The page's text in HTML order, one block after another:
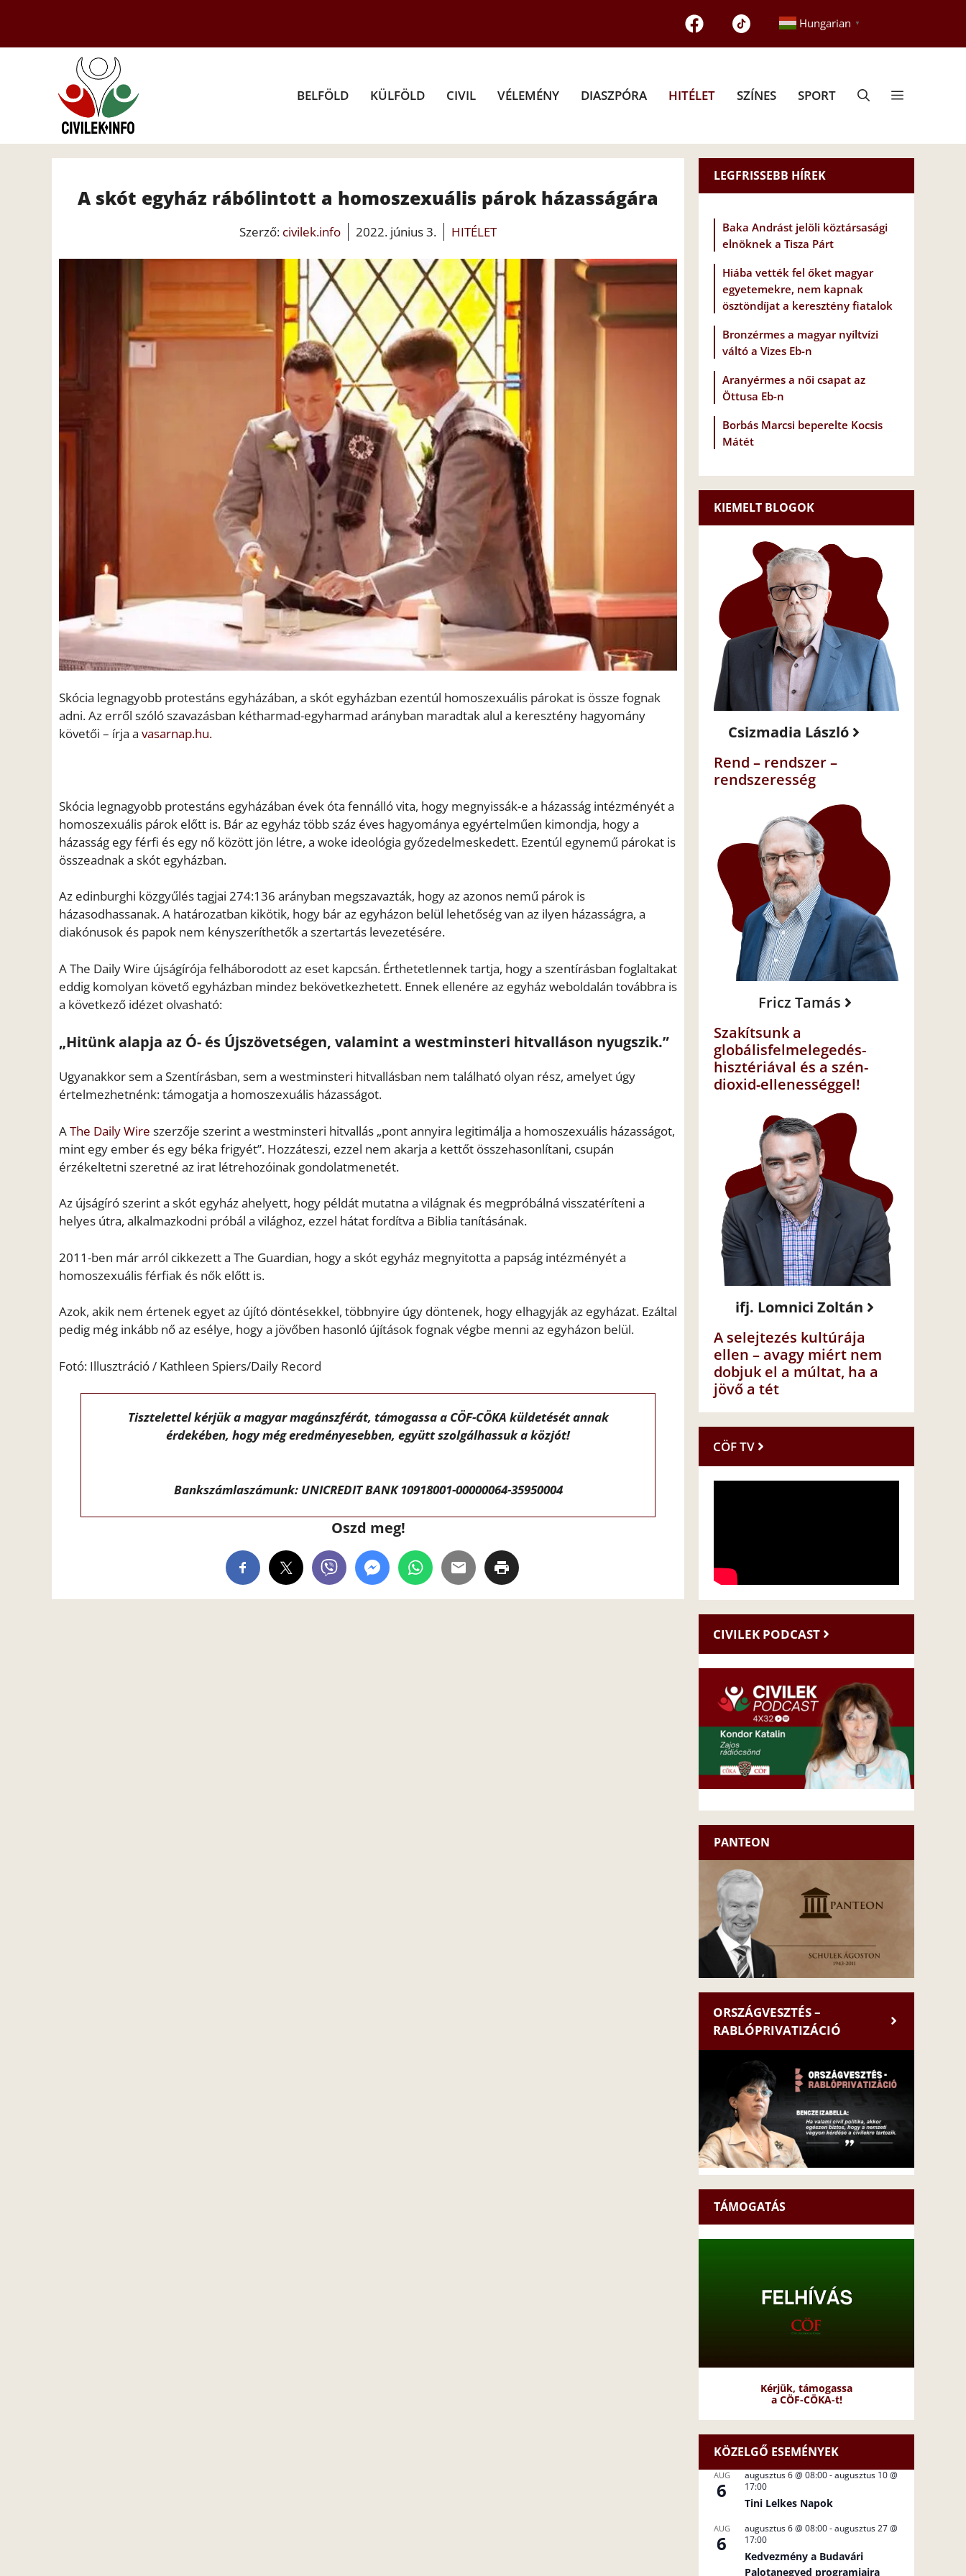
tartalomba
Hungarian ▼
BELFÖLD KÜLFÖLD CIVIL VÉLEMÉNY DIASZPÓRA HITÉLET SZÍNES SPORT
A skót egyház rábólintott a homoszexuális párok házasságára
Szerző: civilek.info 2022. június 3. HITÉLET
Skócia legnagyobb protestáns egyházában, a skót egyházban ezentúl homoszexuális párokat is össze fognak
adni. Az erről szóló szavazásban kétharmad-egyharmad arányban maradtak alul a keresztény hagyomány
követői – írja a vasarnap.hu.
Skócia legnagyobb protestáns egyházában évek óta fennálló vita, hogy megnyissák-e a házasság intézményét a
homoszexuális párok előtt is. Bár az egyház több száz éves hagyománya egyértelműen kimondja, hogy a
házasság egy férfi és egy nő között jön létre, a woke ideológia győzedelmeskedett. Ezentúl egynemű párokat is
összeadnak a skót egyházban.
Az edinburghi közgyűlés tagjai 274:136 arányban megszavazták, hogy az azonos nemű párok is
házasodhassanak. A határozatban kikötik, hogy bár az egyházon belül lehetőség van az ilyen házasságra, a
diakónusok és papok nem kényszeríthetők a szertartás levezetésére.
A The Daily Wire újságírója felháborodott az eset kapcsán. Érthetetlennek tartja, hogy a szentírásban foglaltakat
eddig komolyan követő egyházban mindez bekövetkezhetett. Ennek ellenére az egyház weboldalán továbbra is
a következő idézet olvasható:
„Hitünk alapja az Ó- és Újszövetségen, valamint a westminsteri hitvalláson nyugszik.”
Ugyanakkor sem a Szentírásban, sem a westminsteri hitvallásban nem található olyan rész, amelyet úgy
értelmezhetnénk: támogatja a homoszexuális házasságot.
AThe Daily Wire szerzője szerint a westminsteri hitvallás „pont annyira legitimálja a homoszexuális házasságot,
mint egy ember és egy béka frigyét”. Hozzáteszi, ezzel nem akarja a kettőt összehasonlítani, csupán
érzékeltetni szeretné az irat létrehozóinak gondolatmenetét.
Az újságíró szerint a skót egyház ahelyett, hogy példát mutatna a világnak és megpróbálná visszatéríteni a
helyes útra, alkalmazkodni próbál a világhoz, ezzel hátat fordítva a Biblia tanításának.
2011-ben már arról cikkezett a The Guardian, hogy a skót egyház megnyitotta a papság intézményét a
homoszexuális férfiak és nők előtt is.
Azok, akik nem értenek egyet az újító döntésekkel, többnyire úgy döntenek, hogy elhagyják az egyházat. Ezáltal
pedig még inkább nő az esélye, hogy a jövőben hasonló újítások fognak végbe menni az egyházon belül.
Fotó: Illusztráció / Kathleen Spiers/Daily Record
Tisztelettel kérjük a magyar magánszférát, támogassa a CÖF-CÖKA küldetését annak
érdekében, hogy még eredményesebben, együtt szolgálhassuk a közjót!
Bankszámlaszámunk: UNICREDIT BANK 10918001-00000064-35950004
Oszd meg!
LEGFRISSEBB HÍREK
Baka Andrást jelöli köztársasági
elnöknek a Tisza Párt
Hiába vették fel őket magyar
egyetemekre, nem kapnak
ösztöndíjat a keresztény fiatalok
Bronzérmes a magyar nyíltvízi
váltó a Vizes Eb-n
Aranyérmes a női csapat az
Öttusa Eb-n
Borbás Marcsi beperelte Kocsis
Mátét
KIEMELT BLOGOK
Csizmadia László
Rend – rendszer –
rendszeresség
Fricz Tamás
Szakítsunk a
globálisfelmelegedés-
hisztériával és a szén-
dioxid-ellenességgel!
ifj. Lomnici Zoltán
A selejtezés kultúrája
ellen – avagy miért nem
dobjuk el a múltat, ha a
jövő a tét
CÖF TV
CIVILEK PODCAST
PANTEON
ORSZÁGVESZTÉS –
RABLÓPRIVATIZÁCIÓ
TÁMOGATÁS
Kérjük, támogassa
a CÖF-CÖKA-t!
KÖZELGŐ ESEMÉNYEK
AUG
6
augusztus 6 @ 08:00-augusztus 10 @
17:00
Tini Lelkes Napok
AUG
6
augusztus 6 @ 08:00-augusztus 27 @
17:00
Kedvezmény a Budavári
Palotanegyed programjaira